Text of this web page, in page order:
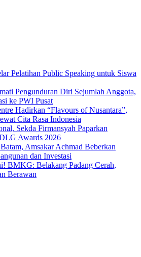
Pelatihan Public Speaking untuk Siswa
Pengunduran Diri Sejumlah Anggota,
ke PWI Pusat
Hadirkan “Flavours of Nusantara”,
Cita Rasa Indonesia
Sekda Firmansyah Paparkan
Awards 2026
Amsakar Achmad Beberkan
dan Investasi
BMKG: Belakang Padang Cerah,
Berawan